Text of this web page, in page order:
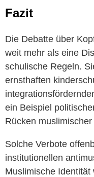
Fazit
Die Debatte über
weit mehr als eine
schulische Regeln.
ernsthaften
ein Beispiel
Rücken
Solche Verbote
institutionellen
Muslimische